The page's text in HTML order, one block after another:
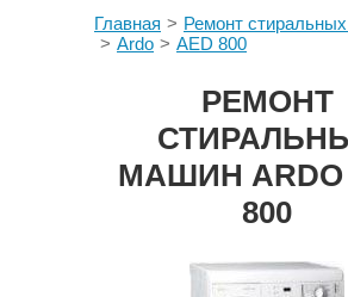
Главная
Ремонт
Ardo
AED 800
РЕМОНТ
МАШИН ARDO
800